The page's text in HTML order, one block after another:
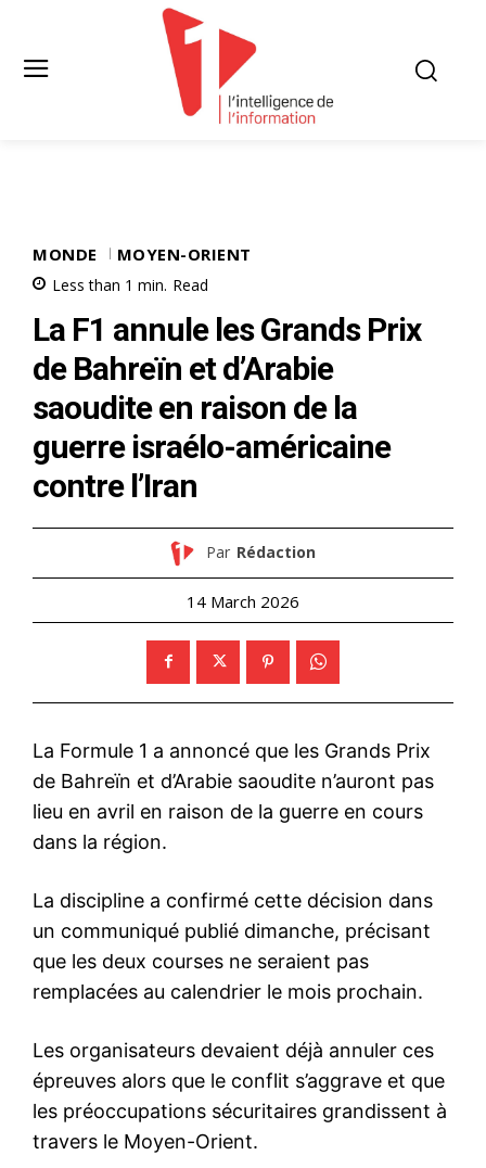
MONDE MOYEN-ORIENT
Less than 1 min. Read
La F1 annule les Grands Prix
de Bahreïn et d’Arabie
saoudite en raison de la
guerre israélo-américaine
contre l’Iran
Par Rédaction
14 March 2026
La Formule 1 a annoncé que les Grands Prix
de Bahreïn et d’Arabie saoudite n’auront pas
lieu en avril en raison de la guerre en cours
dans la région.
La discipline a confirmé cette décision dans
un communiqué publié dimanche, précisant
que les deux courses ne seraient pas
remplacées au calendrier le mois prochain.
Les organisateurs devaient déjà annuler ces
épreuves alors que le conflit s’aggrave et que
les préoccupations sécuritaires grandissent à
travers le Moyen-Orient.